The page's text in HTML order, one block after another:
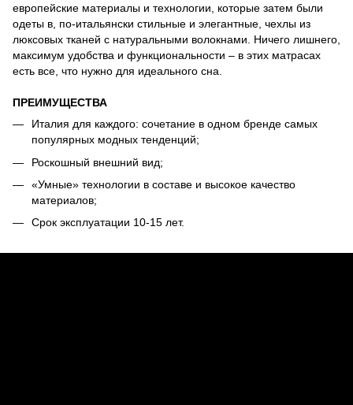
европейские материалы и технологии, которые затем были
одеты в, по-итальянски стильные и элегантные, чехлы из
люксовых тканей с натуральными волокнами. Ничего лишнего,
максимум удобства и функциональности – в этих матрасах
есть все, что нужно для идеального сна.
ПРЕИМУЩЕСТВА
Италия для каждого: сочетание в одном бренде самых
популярных модных тенденций;
Роскошный внешний вид;
«Умные» технологии в составе и высокое качество
материалов;
Срок эксплуатации 10-15 лет.